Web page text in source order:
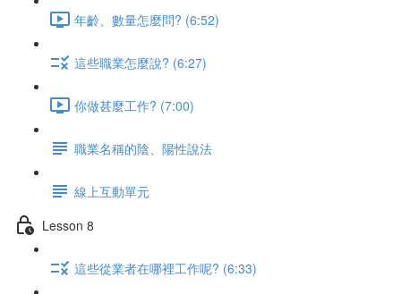
年齡、數量怎麼問? (6:52)
這些職業怎麼說? (6:27)
你做甚麼工作? (7:00)
職業名稱的陰、陽性說法
線上互動單元
Lesson 8
這些從業者在哪裡工作呢? (6:33)